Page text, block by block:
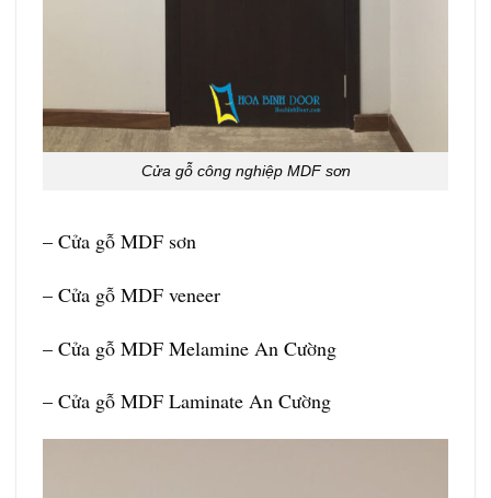
Cửa gỗ công nghiệp MDF sơn
– Cửa gỗ MDF sơn
– Cửa gỗ MDF veneer
– Cửa gỗ MDF Melamine An Cường
– Cửa gỗ MDF Laminate An Cường